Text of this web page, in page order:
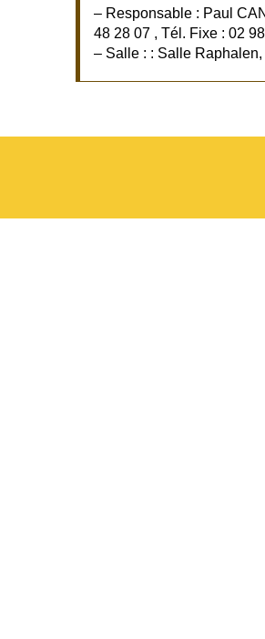
– Responsable : Paul
48 28 07 , Tél. Fixe : 02
– Salle : : Salle